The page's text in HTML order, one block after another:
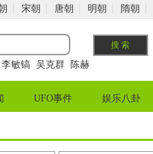
宋朝 唐朝 明朝 隋朝
李敏镐 吴克群 陈赫
UFO事件 娱乐八卦